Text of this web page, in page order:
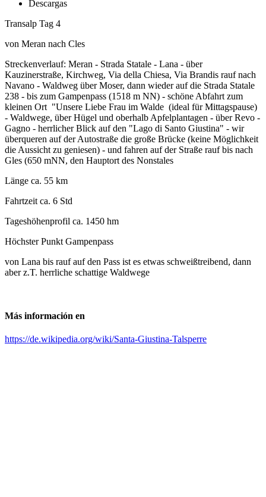
Descargas
Transalp Tag 4
von Meran nach Cles
Streckenverlauf: Meran - Strada Statale - Lana - über
Kauzinerstraße, Kirchweg, Via della Chiesa, Via Brandis rauf nach
Navano - Waldweg über Moser, dann wieder auf die Strada Statale
238 - bis zum Gampenpass (1518 m NN) - schöne Abfahrt zum
kleinen Ort "Unsere Liebe Frau im Walde (ideal für Mittagspause)
- Waldwege, über Hügel und oberhalb Apfelplantagen - über Revo -
Gagno - herrlicher Blick auf den "Lago di Santo Giustina" - wir
überqueren auf der Autostraße die große Brücke (keine Möglichkeit
die Aussicht zu geniesen) - und fahren auf der Straße rauf bis nach
Gles (650 mNN, den Hauptort des Nonstales
Länge ca. 55 km
Fahrtzeit ca. 6 Std
Tageshöhenprofil ca. 1450 hm
Höchster Punkt Gampenpass
von Lana bis rauf auf den Pass ist es etwas schweißtreibend, dann
aber z.T. herrliche schattige Waldwege
Más información en
https://de.wikipedia.org/wiki/Santa-Giustina-Talsperre